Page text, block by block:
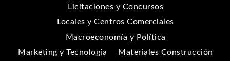
Licitaciones y Concursos
Locales y Centros Comerciales
Macroeconomía y Política
Marketing y Tecnología
Materiales Construcción